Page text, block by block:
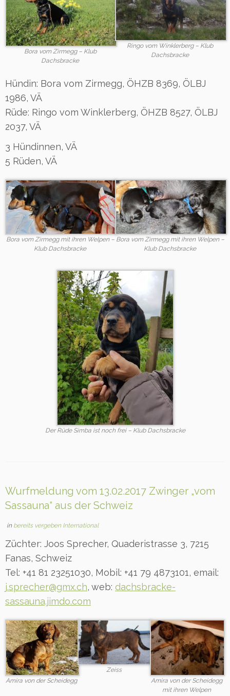
Bora vom Zirmegg – Klub
Dachsbracke
Ringo vom Winklerberg – Klub
Dachsbracke
Hündin: Bora vom Zirmegg, ÖHZB 8369, ÖLBJ
1986, VÄ
Rüde: Ringo vom Winklerberg, ÖHZB 8527, ÖLBJ
2037, VÄ
3 Hündinnen, VÄ
5 Rüden, VÄ
Bora vom Zirmegg mit ihren Welpen –
Klub Dachsbracke
Bora vom Zirmegg mit ihren Welpen –
Klub Dachsbracke
Der Rüde Simba ist noch frei – Klub Dachsbracke
Wurfmeldung vom 13.02.2017 Zwinger „vom
Sassauna“ aus der Schweiz
in bereits vergeben International
Züchter: Joos Sprecher, Quaderistrasse 3, 7215
Fanas, Schweiz
Tel: +41 81 23251030, Mobil: +41 79 4873101, email:
j.sprecher@gmx.ch, web: dachsbracke-
sassauna.jimdo.com
Amira von der Scheidegg
Zeiss
Amira von der Scheidegg
mit ihren Welpen